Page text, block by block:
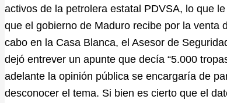
activos de la petrolera estatal PDVSA, lo que
que el gobierno de Maduro recibe por la venta
cabo en la Casa Blanca, el Asesor de
dejó entrever un apunte que decía “5.000
adelante la opinión pública se encargaría de
desconocer el tema. Si bien es cierto que el